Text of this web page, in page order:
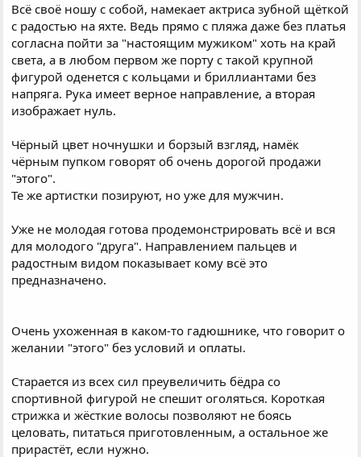
Всё своё ношу с собой, намекает актриса зубной щёткой
с радостью на яхте. Ведь прямо с пляжа даже без платья
согласна пойти за "настоящим мужиком" хоть на край
света, а в любом первом же порту с такой крупной
фигурой оденется с кольцами и бриллиантами без
напряга. Рука имеет верное направление, а вторая
изображает нуль.
Чёрный цвет ночнушки и борзый взгляд, намёк
чёрным пупком говорят об очень дорогой продажи
"этого".
Те же артистки позируют, но уже для мужчин.
Уже не молодая готова продемонстрировать всё и вся
для молодого "друга". Направлением пальцев и
радостным видом показывает кому всё это
предназначено.
Очень ухоженная в каком-то гадюшнике, что говорит о
желании "этого" без условий и оплаты.
Старается из всех сил преувеличить бёдра со
спортивной фигурой не спешит оголяться. Короткая
стрижка и жёсткие волосы позволяют не боясь
целовать, питаться приготовленным, а остальное же
прирастёт, если нужно.